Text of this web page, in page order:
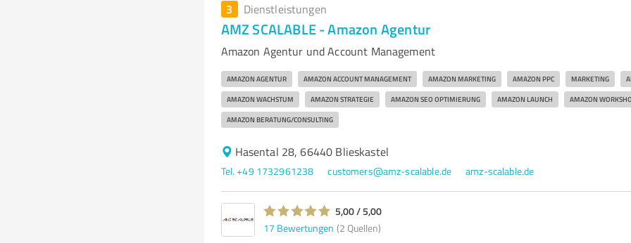
3 Dienstleistungen
AMZ SCALABLE - Amazon Agentur
Amazon Agentur und Account Management
AMAZON AGENTUR AMAZON ACCOUNT MANAGEMENT AMAZON MARKETING AMAZON PPC MARKETING
AMAZON WACHSTUM AMAZON STRATEGIE AMAZON SEO OPTIMIERUNG AMAZON LAUNCH AMAZON
AMAZON BERATUNG/CONSULTING
Hasental 28, 66440 Blieskastel
Tel. +49 1732961238 customers@amz-scalable.de amz-scalable.de
5,00 / 5,00
17 Bewertungen (2 Quellen)